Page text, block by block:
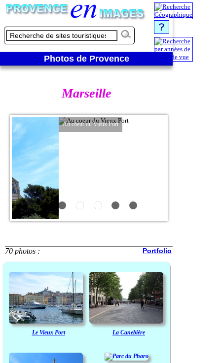
Photos de Provence
Marseille
Au coeur du Vieux Port
70 photos : Portfolio
Le Vieux Port La Canebière